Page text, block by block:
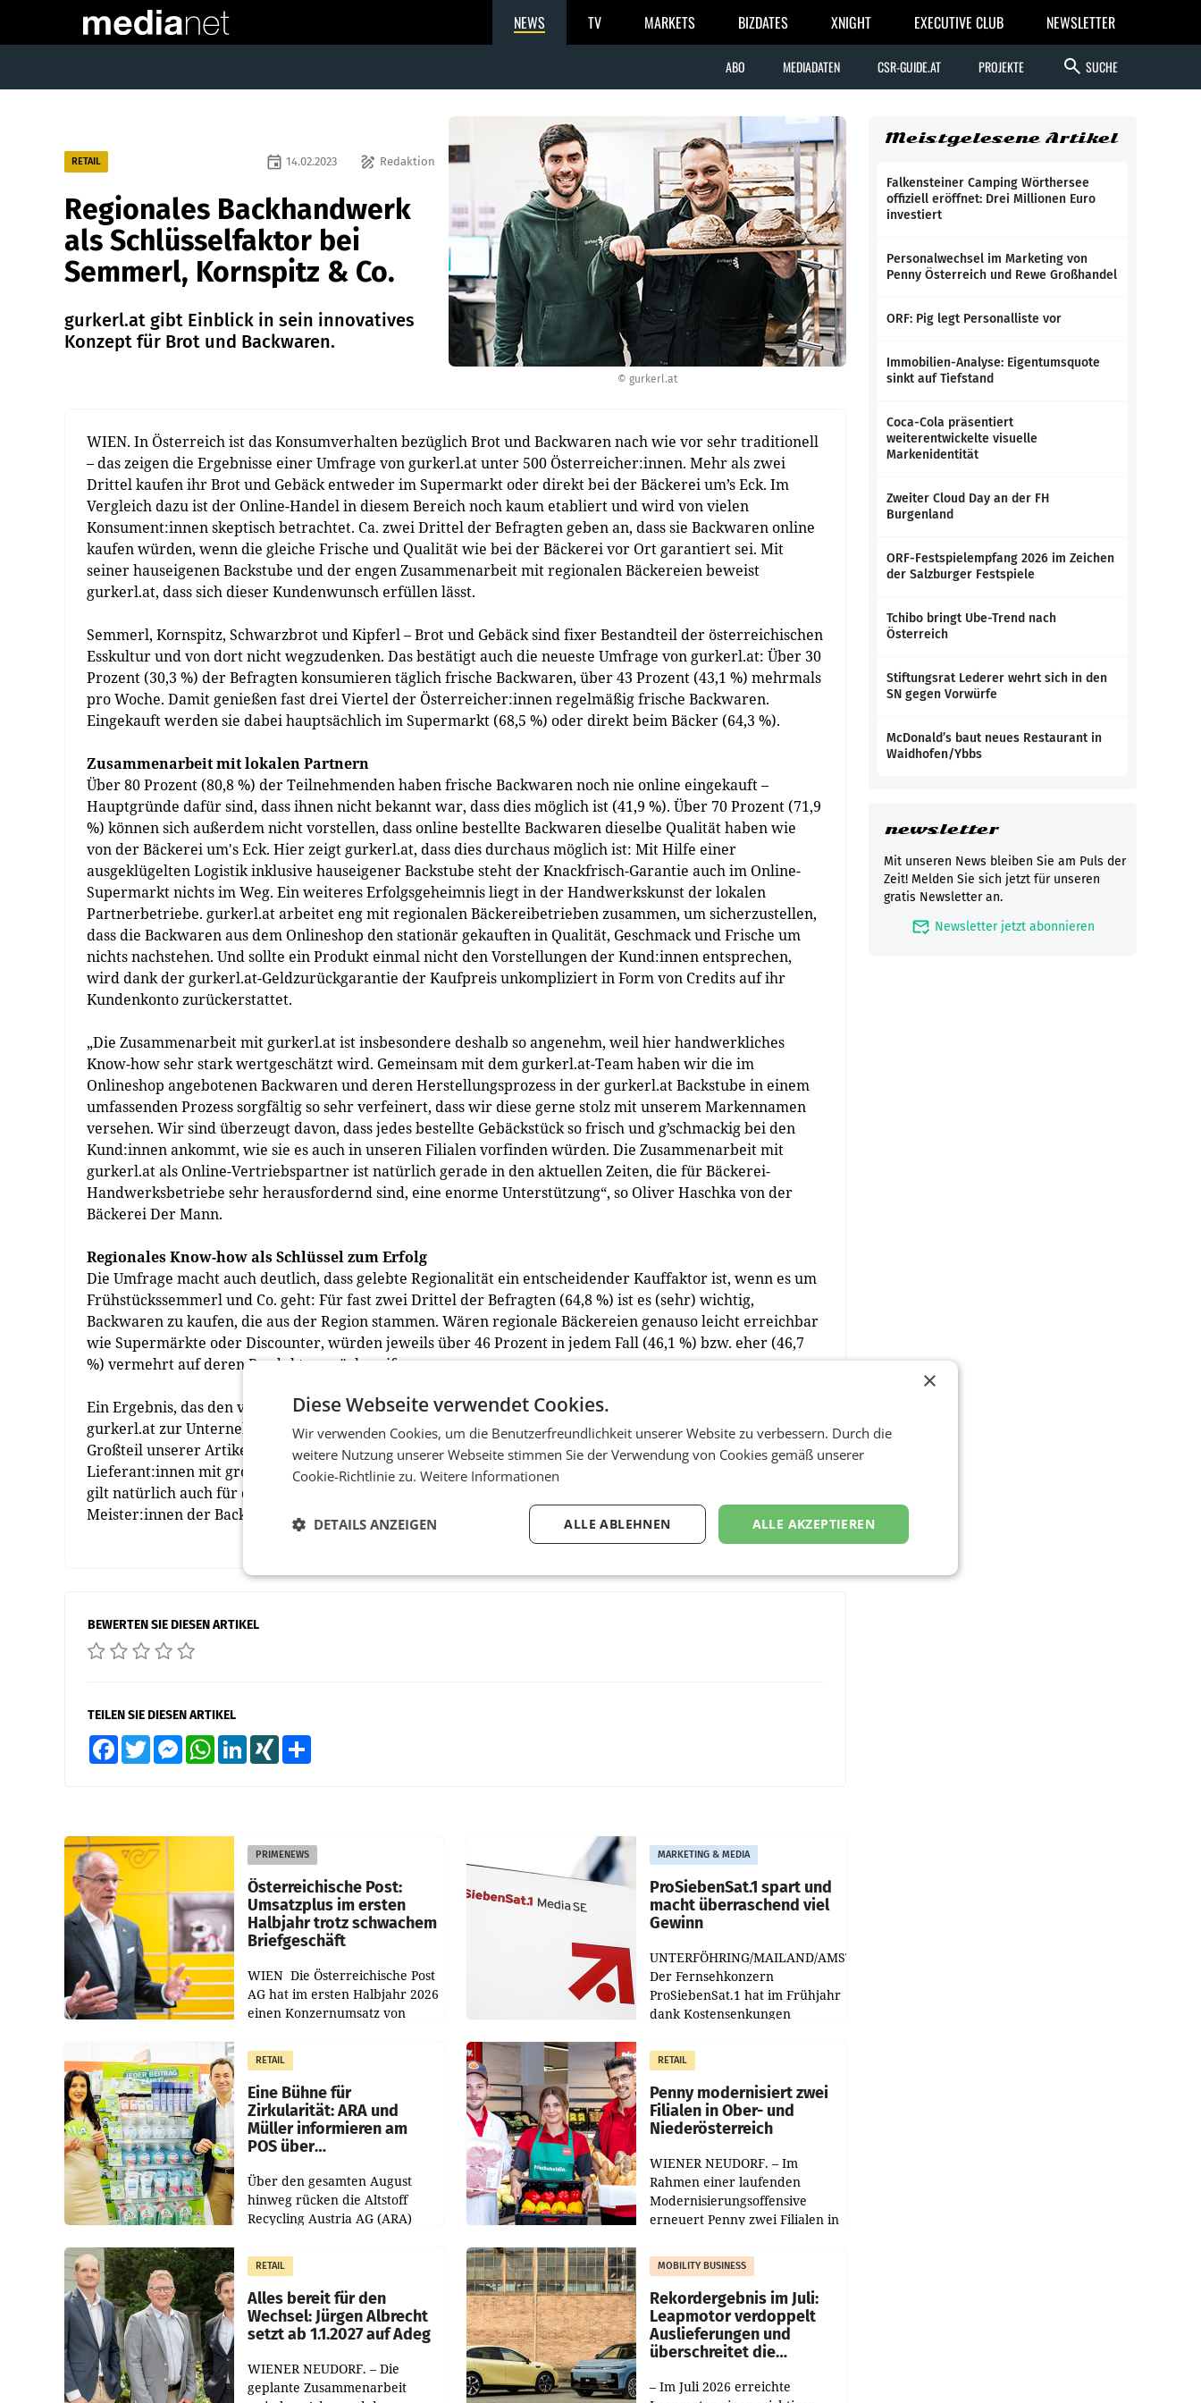
NEWS TV MARKETS BIZDATES XNIGHT EXECUTIVE CLUB NEWSLETTER
ABO MEDIADATEN CSR-GUIDE.AT PROJEKTE search SUCHE
© gurkerl.at
RETAIL draw Redaktion
event 14.02.2023
Regionales Backhandwerk
als Schlüsselfaktor bei
Semmerl, Kornspitz & Co.
gurkerl.at gibt Einblick in sein innovatives
Konzept für Brot und Backwaren.
WIEN. In Österreich ist das Konsumverhalten bezüglich Brot und Backwaren nach wie vor sehr traditionell
– das zeigen die Ergebnisse einer Umfrage von gurkerl.at unter 500 Österreicher:innen. Mehr als zwei
Drittel kaufen ihr Brot und Gebäck entweder im Supermarkt oder direkt bei der Bäckerei um’s Eck. Im
Vergleich dazu ist der Online-Handel in diesem Bereich noch kaum etabliert und wird von vielen
Konsument:innen skeptisch betrachtet. Ca. zwei Drittel der Befragten geben an, dass sie Backwaren online
kaufen würden, wenn die gleiche Frische und Qualität wie bei der Bäckerei vor Ort garantiert sei. Mit
seiner hauseigenen Backstube und der engen Zusammenarbeit mit regionalen Bäckereien beweist
gurkerl.at, dass sich dieser Kundenwunsch erfüllen lässt.
Semmerl, Kornspitz, Schwarzbrot und Kipferl – Brot und Gebäck sind fixer Bestandteil der österreichischen
Esskultur und von dort nicht wegzudenken. Das bestätigt auch die neueste Umfrage von gurkerl.at: Über 30
Prozent (30,3 %) der Befragten konsumieren täglich frische Backwaren, über 43 Prozent (43,1 %) mehrmals
pro Woche. Damit genießen fast drei Viertel der Österreicher:innen regelmäßig frische Backwaren.
Eingekauft werden sie dabei hauptsächlich im Supermarkt (68,5 %) oder direkt beim Bäcker (64,3 %).
Zusammenarbeit mit lokalen Partnern
Über 80 Prozent (80,8 %) der Teilnehmenden haben frische Backwaren noch nie online eingekauft –
Hauptgründe dafür sind, dass ihnen nicht bekannt war, dass dies möglich ist (41,9 %). Über 70 Prozent (71,9
%) können sich außerdem nicht vorstellen, dass online bestellte Backwaren dieselbe Qualität haben wie
von der Bäckerei um's Eck. Hier zeigt gurkerl.at, dass dies durchaus möglich ist: Mit Hilfe einer
ausgeklügelten Logistik inklusive hauseigener Backstube steht der Knackfrisch-Garantie auch im Online-
Supermarkt nichts im Weg. Ein weiteres Erfolgsgeheimnis liegt in der Handwerkskunst der lokalen
Partnerbetriebe. gurkerl.at arbeitet eng mit regionalen Bäckereibetrieben zusammen, um sicherzustellen,
dass die Backwaren aus dem Onlineshop den stationär gekauften in Qualität, Geschmack und Frische um
nichts nachstehen. Und sollte ein Produkt einmal nicht den Vorstellungen der Kund:innen entsprechen,
wird dank der gurkerl.at-Geldzurückgarantie der Kaufpreis unkompliziert in Form von Credits auf ihr
Kundenkonto zurückerstattet.
„Die Zusammenarbeit mit gurkerl.at ist insbesondere deshalb so angenehm, weil hier handwerkliches
Know-how sehr stark wertgeschätzt wird. Gemeinsam mit dem gurkerl.at-Team haben wir die im
Onlineshop angebotenen Backwaren und deren Herstellungsprozess in der gurkerl.at Backstube in einem
umfassenden Prozess sorgfältig so sehr verfeinert, dass wir diese gerne stolz mit unserem Markennamen
versehen. Wir sind überzeugt davon, dass jedes bestellte Gebäckstück so frisch und g’schmackig bei den
Kund:innen ankommt, wie sie es auch in unseren Filialen vorfinden würden. Die Zusammenarbeit mit
gurkerl.at als Online-Vertriebspartner ist natürlich gerade in den aktuellen Zeiten, die für Bäckerei-
Handwerksbetriebe sehr herausfordernd sind, eine enorme Unterstützung“, so Oliver Haschka von der
Bäckerei Der Mann.
Regionales Know-how als Schlüssel zum Erfolg
Die Umfrage macht auch deutlich, dass gelebte Regionalität ein entscheidender Kauffaktor ist, wenn es um
Frühstückssemmerl und Co. geht: Für fast zwei Drittel der Befragten (64,8 %) ist es (sehr) wichtig,
Backwaren zu kaufen, die aus der Region stammen. Wären regionale Bäckereien genauso leicht erreichbar
wie Supermärkte oder Discounter, würden jeweils über 46 Prozent in jedem Fall (46,1 %) bzw. eher (46,7
%) vermehrt auf deren Produkte zurückgreifen.
Ein Ergebnis, das den von Beginn an eingeschlagenen Kurs bei gurkerl.at bestärkt. „Regionalität gehört bei
gurkerl.at zur Unternehmens-DNA. Ganz im Sinne unserer Kund:innen ist es uns besonders wichtig, einen
Großteil unserer Artikel von regionalen Anbieter:innen zu beziehen. Dabei wählen wir unsere
Lieferant:innen mit großer Sorgfalt aus, damit wir höchste Frische und Qualität garantieren können. Das
gilt natürlich auch für das Brot und Gebäck aus unserer eigenen Backstube, das wir gemeinsam mit
Meister:innen der Backkunst entwickeln“, erklärt Stephan Lüger, Commercial Director bei gurkerl.at. (red)
BEWERTEN SIE DIESEN ARTIKEL
TEILEN SIE DIESEN ARTIKEL
FacebookTwitter MessengerWhatsAppLinkedInXING
PRIMENEWS
Österreichische Post:
Umsatzplus im ersten
Halbjahr trotz schwachem
Briefgeschäft
WIEN Die Österreichische Post
AG hat im ersten Halbjahr 2026
einen Konzernumsatz von
erwirtschaftet, was einem Plus
von 3,8 Prozent gegenüber
dem Vergleichszeitraum
MARKETING & MEDIA
ProSiebenSat.1 spart und
macht überraschend viel
Gewinn
UNTERFÖHRING/MAILAND/AMSTERDAM.
Der Fernsehkonzern
ProSiebenSat.1 hat im Frühjahr
dank Kostensenkungen
gemacht und die
Markterwartung deutlich
übertroffen.
RETAIL
Eine Bühne für
Zirkularität: ARA und
Müller informieren am
POS über
Über den gesamten August
hinweg rücken die Altstoff
Recycling Austria AG (ARA)
Müller die Initiative „Kreislauf-
Helden“ in allen
österreichischen Müller-Filialen
RETAIL
Penny modernisiert zwei
Filialen in Ober- und
Niederösterreich
WIENER NEUDORF. – Im
Rahmen einer laufenden
Modernisierungsoffensive
erneuert Penny zwei Filialen in
Die beiden Standorte liegen in
Haag sowie im rund
RETAIL
Alles bereit für den
Wechsel: Jürgen Albrecht
setzt ab 1.1.2027 auf Adeg
WIENER NEUDORF. – Die
geplante Zusammenarbeit
MOBILITY BUSINESS
Rekordergebnis im Juli:
Leapmotor verdoppelt
Auslieferungen und
überschreitet die
– Im Juli 2026 erreichte
Meistgelesene Artikel
Falkensteiner Camping Wörthersee
offiziell eröffnet: Drei Millionen Euro
investiert
Personalwechsel im Marketing von
Penny Österreich und Rewe Großhandel
ORF: Pig legt Personalliste vor
Immobilien-Analyse: Eigentumsquote
sinkt auf Tiefstand
Coca-Cola präsentiert
weiterentwickelte visuelle
Markenidentität
Zweiter Cloud Day an der FH
Burgenland
ORF-Festspielempfang 2026 im Zeichen
der Salzburger Festspiele
Tchibo bringt Ube-Trend nach
Österreich
Stiftungsrat Lederer wehrt sich in den
SN gegen Vorwürfe
McDonald’s baut neues Restaurant in
Waidhofen/Ybbs
newsletter
Mit unseren News bleiben Sie am Puls der
Zeit! Melden Sie sich jetzt für unseren
gratis Newsletter an.
mark_email_read Newsletter jetzt abonnieren
×
Diese Webseite verwendet Cookies.
Wir verwenden Cookies, um die Benutzerfreundlichkeit unserer Website zu verbessern. Durch die
weitere Nutzung unserer Webseite stimmen Sie der Verwendung von Cookies gemäß unserer
Cookie-Richtlinie zu. Weitere Informationen
ALLE AKZEPTIEREN
ALLE ABLEHNEN
DETAILS ANZEIGEN